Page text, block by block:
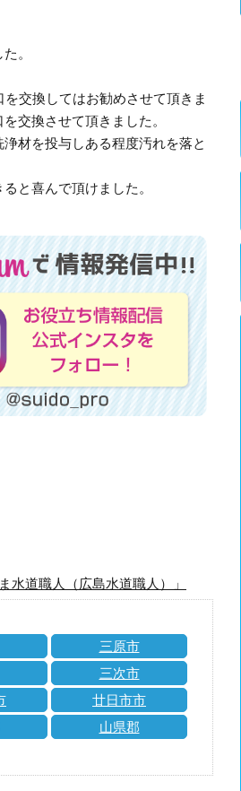
。
交換してはお勧めさせて頂きま
交換させて頂きました。
材を投与しある程度汚れを落と
と喜んで頂けました。
水道職人（広島水道職人）」
三原市
三次市
廿日市市
山県郡